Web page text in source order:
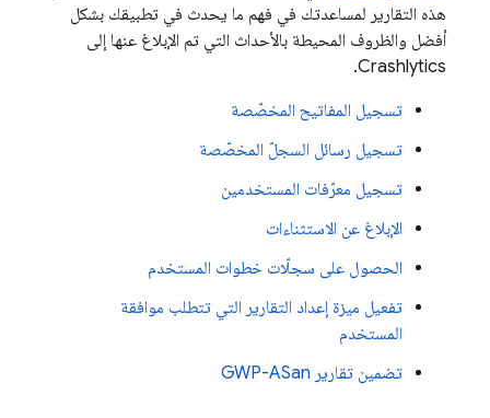
هذه التقارير لمساعدتك في فهم ما يحدث في تطبيقك بشكل
أفضل والظروف المحيطة بالأحداث التي تم الإبلاغ عنها إلى
Crashlytics
.
تسجيل المفاتيح المخصّصة
تسجيل رسائل السجلّ المخصّصة
تسجيل معرّفات المستخدمين
الإبلاغ عن الاستثناءات
الحصول على سجلّات خطوات المستخدم
تفعيل ميزة إعداد التقارير التي تتطلب موافقة
المستخدم
تضمين تقارير GWP-ASan